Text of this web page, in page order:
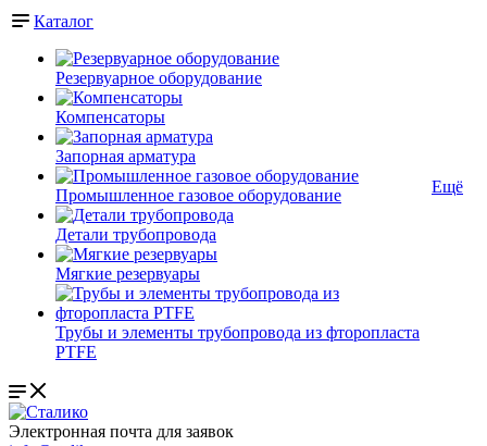
Каталог
Резервуарное оборудование
Компенсаторы
Запорная арматура
Промышленное газовое оборудование
Детали трубопровода
Мягкие резервуары
Трубы и элементы трубопровода из фторопласта
PTFE
Ещё
Электронная почта для заявок